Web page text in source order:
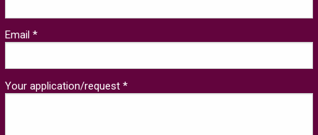
Email *
Your application/request *